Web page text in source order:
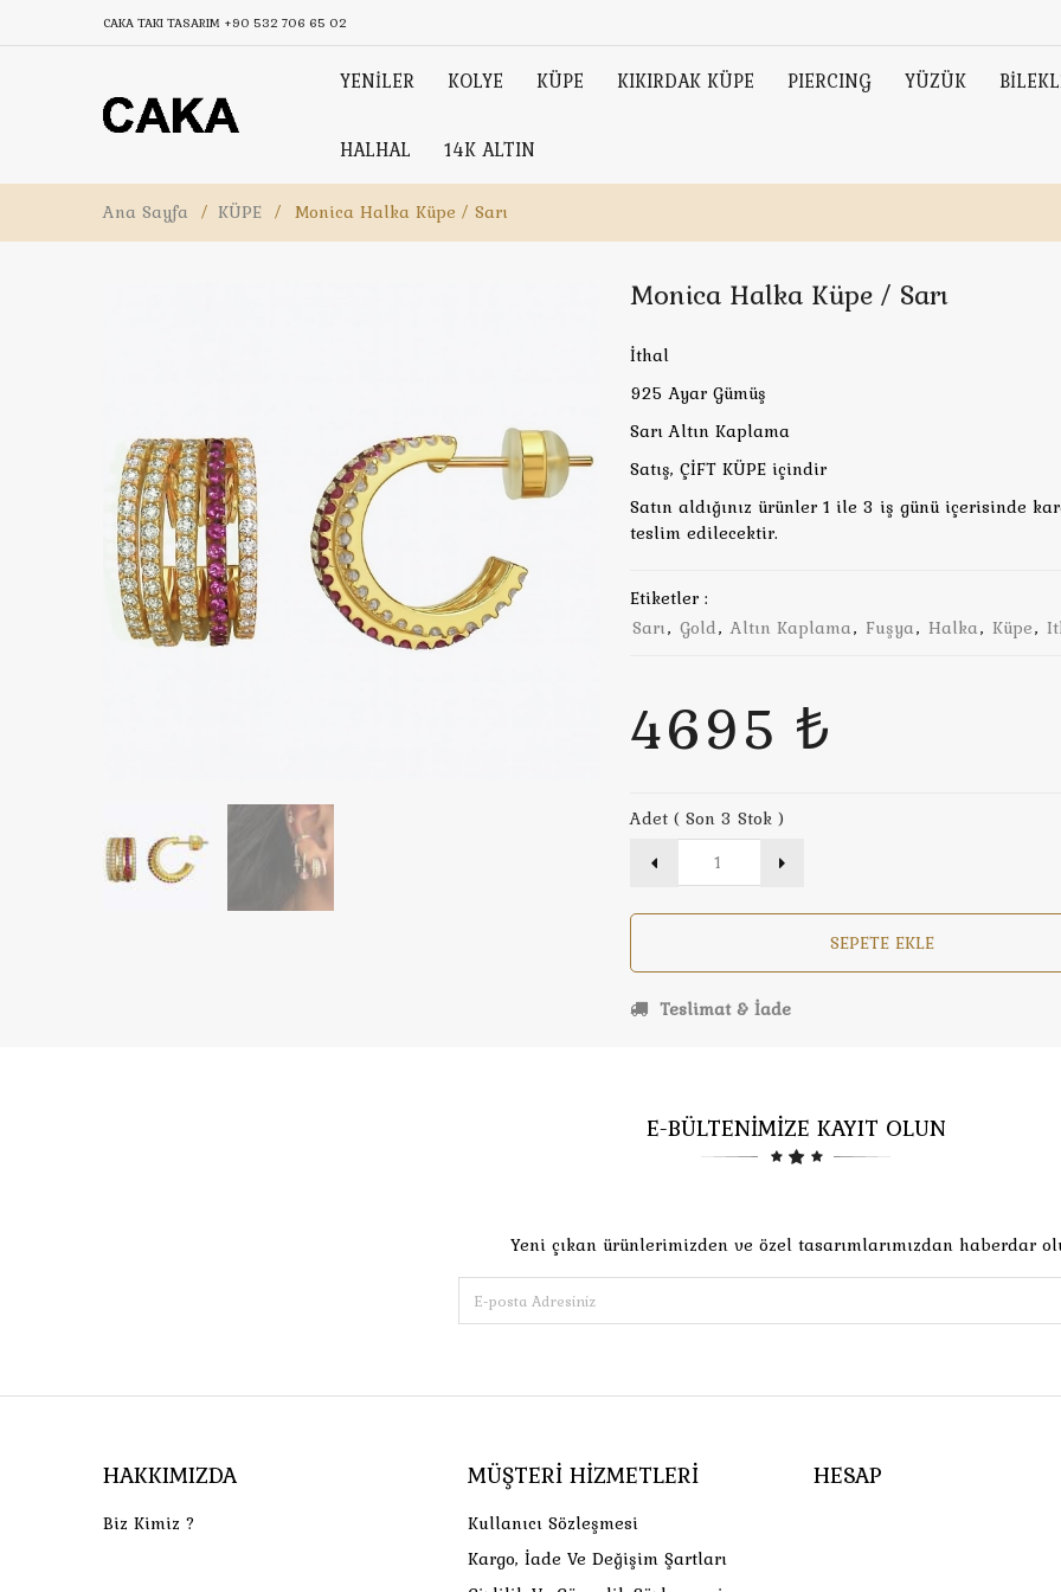
CAKA TAKI TASARIM +90 532 706 65 02
YENİLER KOLYE KÜPE KIKIRDAK KÜPE PIERCING YÜZÜK
HALHAL 14K ALTIN
Ana Sayfa / KÜPE / Monica Halka Küpe / Sarı
Monica Halka Küpe / Sarı
İthal
925 Ayar Gümüş
Sarı Altın Kaplama
Satış, ÇİFT KÜPE içindir
Satın aldığınız ürünler 1 ile 3 iş günü içerisinde
teslim edilecektir.
Etiketler :
Sarı, Gold, Altın Kaplama, Fuşya, Halka, Küpe,
4695 ₺
Adet ( Son 3 Stok )
SEPETE EKLE
Teslimat & İade
E-BÜLTENİMİZE KAYIT OLUN
Yeni çıkan ürünlerimizden ve özel tasarımlarımızdan haberdar
HAKKIMIZDA
Biz Kimiz ?
MÜŞTERI HIZMETLERI
Kullanıcı Sözleşmesi
Kargo, İade Ve Değişim Şartları
HESAP